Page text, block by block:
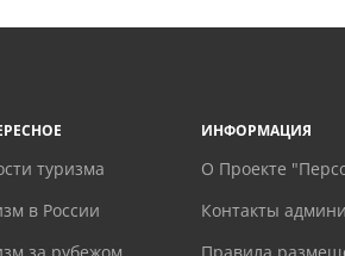
туризма
в России
ИНФОРМАЦИЯ
О Проекте
Контакты